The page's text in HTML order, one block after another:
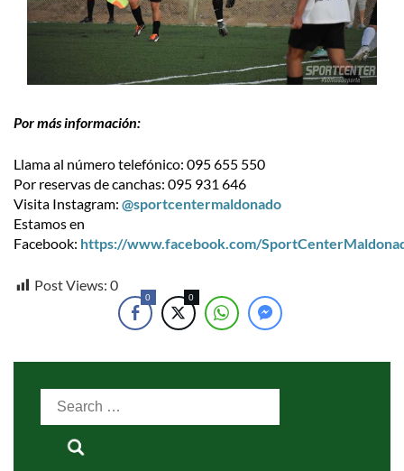
Por más información:
Llama al número telefónico: 095 655 550
Por reservas de canchas: 095 931 646
Visita Instagram: @sportcentermaldonado
Estamos en
Facebook: https://www.facebook.com/
Post Views: 0
0 0
Search
for: